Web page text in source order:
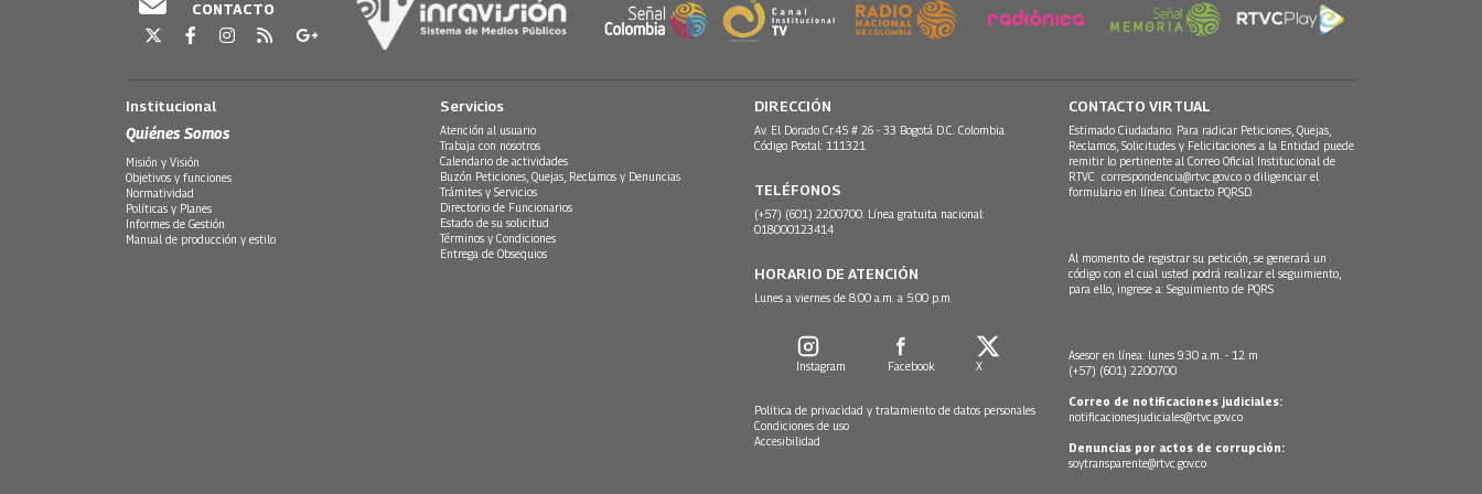
CONTACTO
Institucional
Quiénes Somos
Misión y Visión
Objetivos y funciones
Normatividad
Políticas y Planes
Informes de Gestión
Manual de producción y estilo
Servicios
Atención al usuario
Trabaja con nosotros
Calendario de actividades
Buzón Peticiones, Quejas, Reclamos y Denuncias
Trámites y Servicios
Directorio de Funcionarios
Estado de su solicitud
Términos y Condiciones
Entrega de Obsequios
DIRECCIÓN
Av. El Dorado Cr.45 # 26 - 33 Bogotá D.C. Colombia.
Código Postal: 111321
TELÉFONOS
(+57) (601) 2200700. Línea gratuita nacional:
018000123414
HORARIO DE ATENCIÓN
Lunes a viernes de 8:00 a.m. a 5:00 p.m.
Instagram Facebook X
Política de privacidad y tratamiento de datos personales
Condiciones de uso
Accesibilidad
CONTACTO VIRTUAL
Estimado Ciudadano: Para radicar Peticiones, Quejas,
Reclamos, Solicitudes y Felicitaciones a la Entidad puede
remitir lo pertinente al Correo Oficial Institucional de
RTVC correspondencia@rtvc.gov.co o diligenciar el
formulario en línea: Contacto PQRSD.
Al momento de registrar su petición, se generará un
código con el cual usted podrá realizar el seguimiento,
para ello, ingrese a: Seguimiento de PQRS
Asesor en línea: lunes 9:30 a.m. - 12 m
(+57) (601) 2200700
Correo de notificaciones judiciales:
notificacionesjudiciales@rtvc.gov.co
Denuncias por actos de corrupción:
soytransparente@rtvc.gov.co